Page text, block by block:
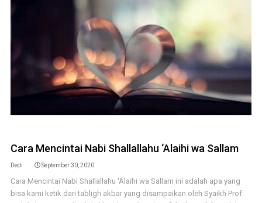
Cara Mencintai Nabi Shallallahu ‘Alaihi wa Sallam
Dedi September 30, 2020
Cara Mencintai Nabi Shallallahu 'Alaihi wa Sallam ini adalah apa yang
bisa kami ketik dari tabligh akbar yang disampaikan oleh Syaikh Prof.